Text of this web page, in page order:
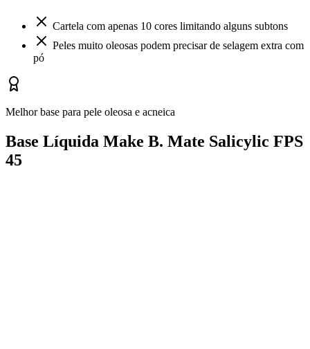
Cartela com apenas 10 cores limitando alguns subtons
Peles muito oleosas podem precisar de selagem extra com
pó
Melhor base para pele oleosa e acneica
Base Líquida Make B. Mate Salicylic FPS
45